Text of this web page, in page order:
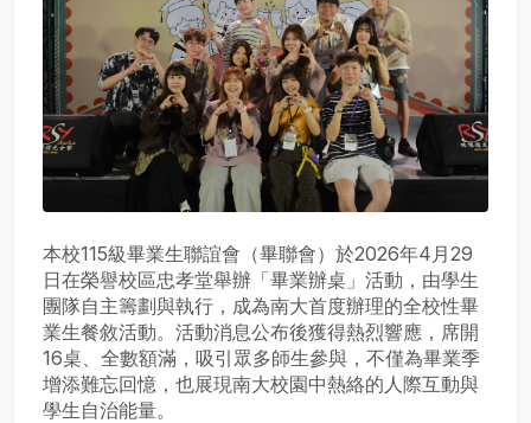
本校115級畢業生聯誼會（畢聯會）於2026年4月29
日在榮譽校區忠孝堂舉辦「畢業辦桌」活動，由學生
團隊自主籌劃與執行，成為南大首度辦理的全校性畢
業生餐敘活動。活動消息公布後獲得熱烈響應，席開
16桌、全數額滿，吸引眾多師生參與，不僅為畢業季
增添難忘回憶，也展現南大校園中熱絡的人際互動與
學生自治能量。